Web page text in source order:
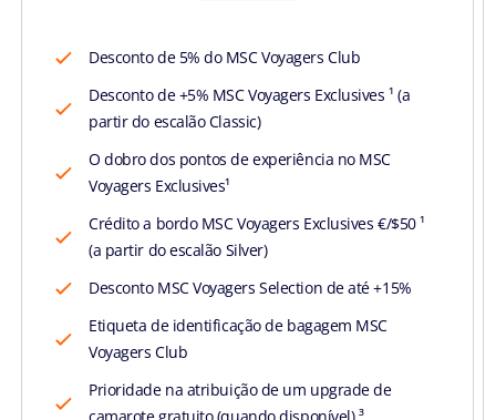
Desconto de 5% do MSC Voyagers Club
Desconto de +5% MSC Voyagers Exclusives ¹ (a
partir do escalão Classic)
O dobro dos pontos de experiência no MSC
Voyagers Exclusives¹
Crédito a bordo MSC Voyagers Exclusives €/$50 ¹
(a partir do escalão Silver)
Desconto MSC Voyagers Selection de até +15%
Etiqueta de identificação de bagagem MSC
Voyagers Club
Prioridade na atribuição de um upgrade de